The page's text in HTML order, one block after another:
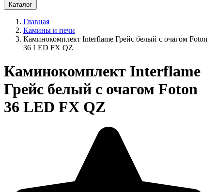
Каталог
Главная
Камины и печи
Каминокомплект Interflame Грейс белый с очагом Foton
36 LED FX QZ
Каминокомплект Interflame
Грейс белый с очагом Foton
36 LED FX QZ